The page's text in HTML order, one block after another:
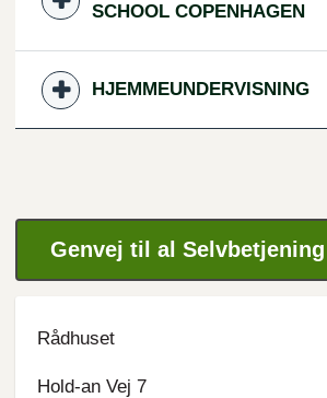
SCHOOL COPENHAGEN
HJEMMEUNDERVISNING
Genvej til al Selvbetjening
Rådhuset
Hold-an Vej 7